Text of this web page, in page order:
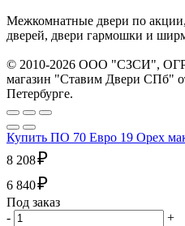
Межкомнатные двери по
дверей, двери гармошки и
© 2010-2026 ООО "СЗСИ",
магазин "Ставим Двери СПб"
Петербурге.
Купить ПО 70 Евро 19 Орех
8 208₽
6 840₽
Под заказ
-
+